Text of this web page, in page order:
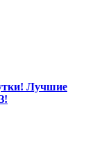
Лучшие